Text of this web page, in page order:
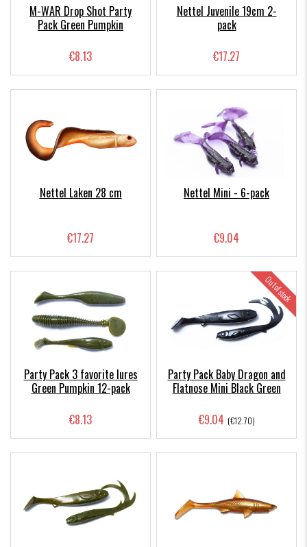
M-WAR Drop Shot Party
Pack Green Pumpkin
€8.13
Nettel Juvenile 19cm 2-
pack
€17.27
Nettel Laken 28 cm
€17.27
Nettel Mini - 6-pack
€9.04
Party Pack 3 favorite lures
Green Pumpkin 12-pack
€8.13
Party Pack Baby Dragon and
Flatnose Mini Black Green
Out of stock
€9.04 (€12.70)